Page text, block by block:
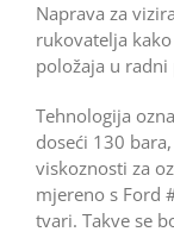
Naprava za
rukovatelja
položaja u
Tehnologija
doseći 130
viskoznosti za
mjereno s Ford
tvari. Takve se